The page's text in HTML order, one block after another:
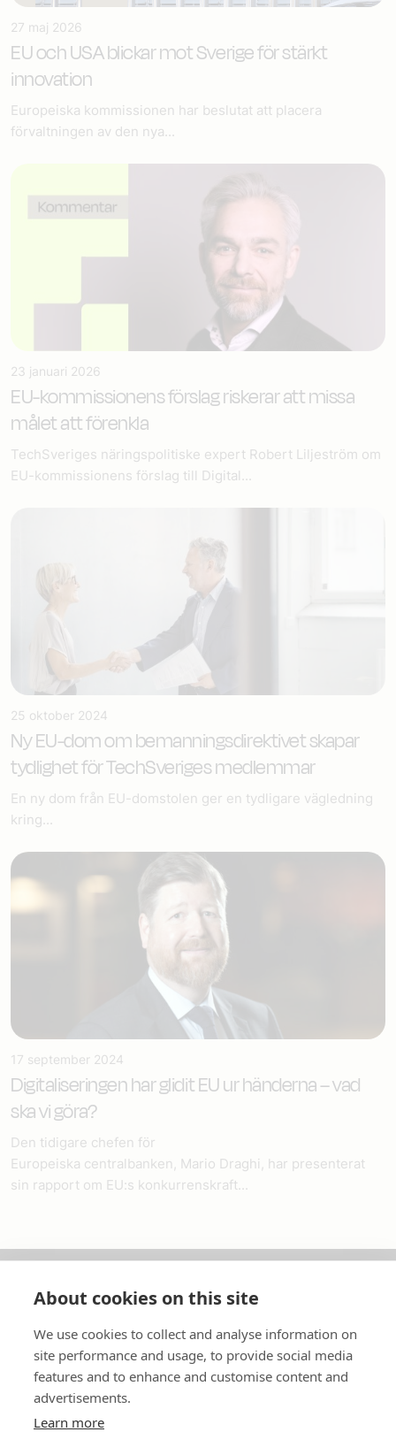
27 maj 2026
EU och USA blickar mot Sverige för stärkt
innovation
Europeiska kommissionen har beslutat att placera
förvaltningen av den nya...
23 januari 2026
EU-kommissionens förslag riskerar att missa
målet att förenkla
TechSveriges näringspolitiske expert Robert Liljeström om
EU-kommissionens förslag till Digital...
25 oktober 2024
Ny EU-dom om bemannings­direktivet skapar
tydlighet för TechSveriges medlemmar
En ny dom från EU-domstolen ger en tydligare vägledning
kring...
17 september 2024
Digitaliseringen har glidit EU ur händerna – vad
ska vi göra?
Den tidigare chefen för
Europeiska centralbanken, Mario Draghi, har presenterat
sin rapport om EU:s konkurrenskraft...
In English
Standardavtal
Snabblänkar
About cookies on this site
We use cookies to collect and analyse information on
site performance and usage, to provide social media
features and to enhance and customise content and
advertisements.
Learn more